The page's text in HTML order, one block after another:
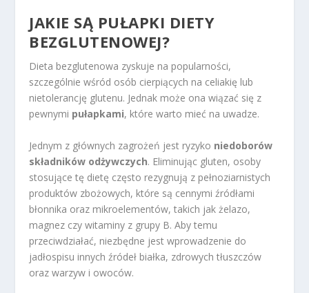
JAKIE SĄ PUŁAPKI DIETY
BEZGLUTENOWEJ?
Dieta bezglutenowa zyskuje na popularności,
szczególnie wśród osób cierpiących na celiakię lub
nietolerancję glutenu. Jednak może ona wiązać się z
pewnymi pułapkami, które warto mieć na uwadze.
Jednym z głównych zagrożeń jest ryzyko niedoborów
składników odżywczych. Eliminując gluten, osoby
stosujące tę dietę często rezygnują z pełnoziarnistych
produktów zbożowych, które są cennymi źródłami
błonnika oraz mikroelementów, takich jak żelazo,
magnez czy witaminy z grupy B. Aby temu
przeciwdziałać, niezbędne jest wprowadzenie do
jadłospisu innych źródeł białka, zdrowych tłuszczów
oraz warzyw i owoców.